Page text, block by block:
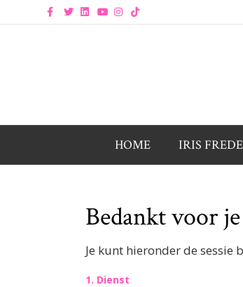
Facebook
TwitterLinkedinYoutubeInstagram
Tiktok
HOME IRIS
Bedankt voor
Je kunt hieronder de sessie
1. Dienst